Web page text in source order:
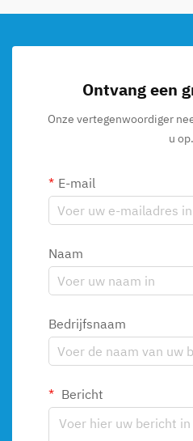
Ontvang een
Onze vertegenwoordiger
u op.
E-mail
Naam
Bedrijfsnaam
Bericht